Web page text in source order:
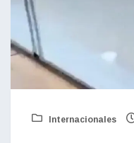
Internacionales